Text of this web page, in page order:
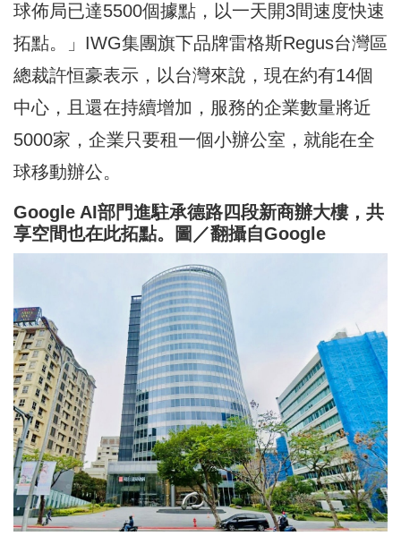
球佈局已達5500個據點，以一天開3間速度快速
拓點。」IWG集團旗下品牌雷格斯Regus台灣區
總裁許恒豪表示，以台灣來說，現在約有14個
中心，且還在持續增加，服務的企業數量將近
5000家，企業只要租一個小辦公室，就能在全
球移動辦公。
Google AI部門進駐承德路四段新商辦大樓，共
享空間也在此拓點。圖／翻攝自Google